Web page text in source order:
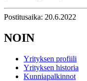
Postitusaika: 20.6.2022
NOIN
Yrityksen profiili
Yrityksen historia
Kunniapalkinnot